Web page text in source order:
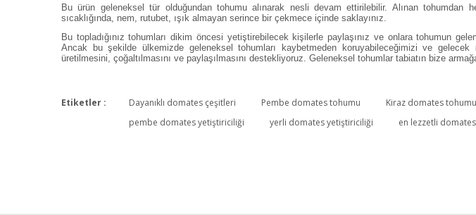
Bu ürün geleneksel tür olduğundan tohumu alınarak nesli devam ettirilebilir. Alınan tohumdan
sıcaklığında, nem, rutubet, ışık almayan serince bir çekmece içinde saklayınız.
Bu topladığınız tohumları dikim öncesi yetiştirebilecek kişilerle paylaşınız ve onlara tohumun
Ancak bu şekilde ülkemizde geleneksel tohumları kaybetmeden koruyabileceğimizi ve
üretilmesini, çoğaltılmasını ve paylaşılmasını destekliyoruz. Geleneksel tohumlar tabiatın bize
Bu ürüne ilk
Etiketler : Dayanıklı domates çeşitleri Pembe domates tohumu Kiraz domates tohumu
pembe domates yetiştiriciliği
yerli domates yetiştiriciliği en lezzetli domates